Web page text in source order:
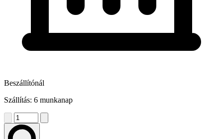
Beszállítónál
Szállítás: 6 munkanap